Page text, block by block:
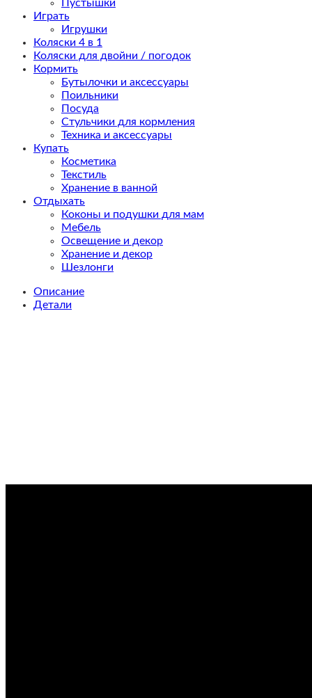
Пустышки
Играть
Игрушки
Коляски 4 в 1
Коляски для двойни / погодок
Кормить
Бутылочки и аксессуары
Поильники
Посуда
Стульчики для кормления
Техника и аксессуары
Купать
Косметика
Текстиль
Хранение в ванной
Отдыхать
Коконы и подушки для мам
Мебель
Освещение и декор
Хранение и декор
Шезлонги
Описание
Детали